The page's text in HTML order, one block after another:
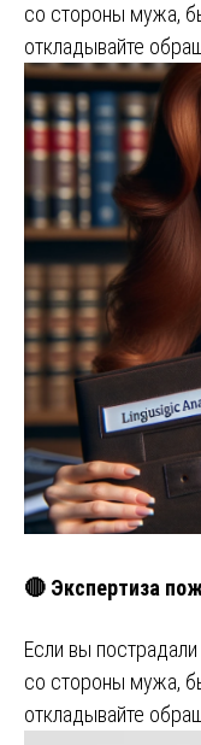
со стороны мужа,
откладывайте
🔴 Экспертиза
Если вы
со стороны мужа,
откладывайте